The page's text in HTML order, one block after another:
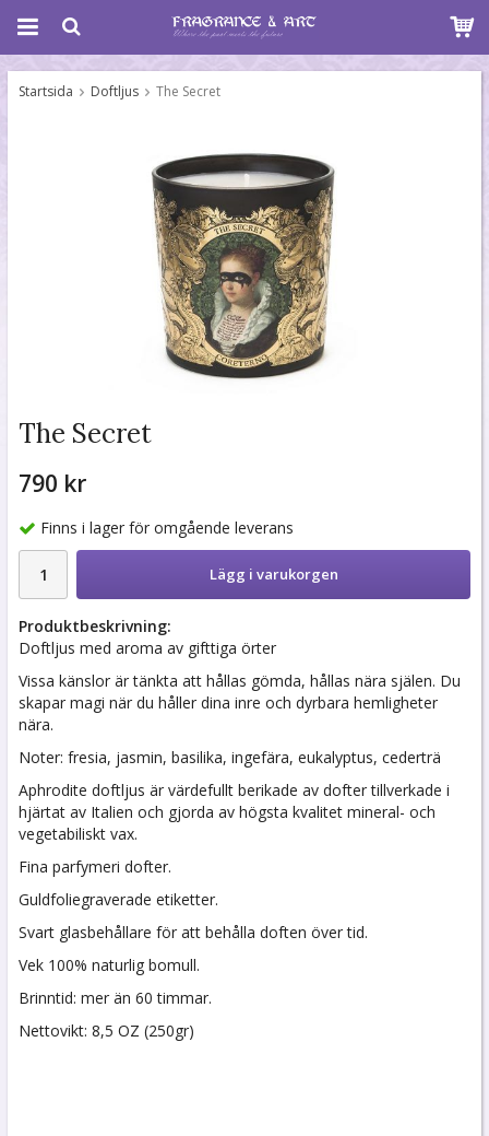
Startsida Doftljus The Secret
The Secret
790 kr
Finns i lager för omgående leverans
Lägg i varukorgen
Produktbeskrivning:
Doftljus med aroma av gifttiga örter
Vissa känslor är tänkta att hållas gömda, hållas nära själen. Du
skapar magi när du håller dina inre och dyrbara hemligheter
nära.
Noter: fresia, jasmin, basilika, ingefära, eukalyptus, cederträ
Aphrodite doftljus är värdefullt berikade av dofter tillverkade i
hjärtat av Italien och gjorda av högsta kvalitet mineral- och
vegetabiliskt vax.
Fina parfymeri dofter.
Guldfoliegraverade etiketter.
Svart glasbehållare för att behålla doften över tid.
Vek 100% naturlig bomull.
Brinntid: mer än 60 timmar.
Nettovikt: 8,5 OZ (250gr)